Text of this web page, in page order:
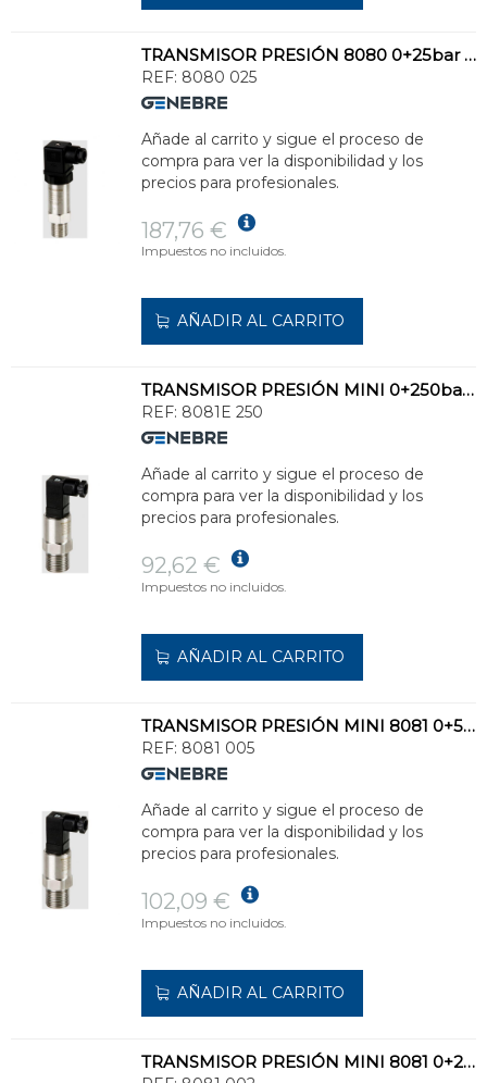
TRANSMISOR PRESIÓN 8080 0+25bar INOXIDABLE
REF: 8080 025
Añade al carrito y sigue el proceso de
compra para ver la disponibilidad y los
precios para profesionales.
187,76 €
Impuestos no incluidos.
AÑADIR AL CARRITO
TRANSMISOR PRESIÓN MINI 0+250bar INOXIDABLE
REF: 8081E 250
Añade al carrito y sigue el proceso de
compra para ver la disponibilidad y los
precios para profesionales.
92,62 €
Impuestos no incluidos.
AÑADIR AL CARRITO
TRANSMISOR PRESIÓN MINI 8081 0+5bar INOXIDABLE
REF: 8081 005
Añade al carrito y sigue el proceso de
compra para ver la disponibilidad y los
precios para profesionales.
102,09 €
Impuestos no incluidos.
AÑADIR AL CARRITO
TRANSMISOR PRESIÓN MINI 8081 0+2bar INOXIDABLE